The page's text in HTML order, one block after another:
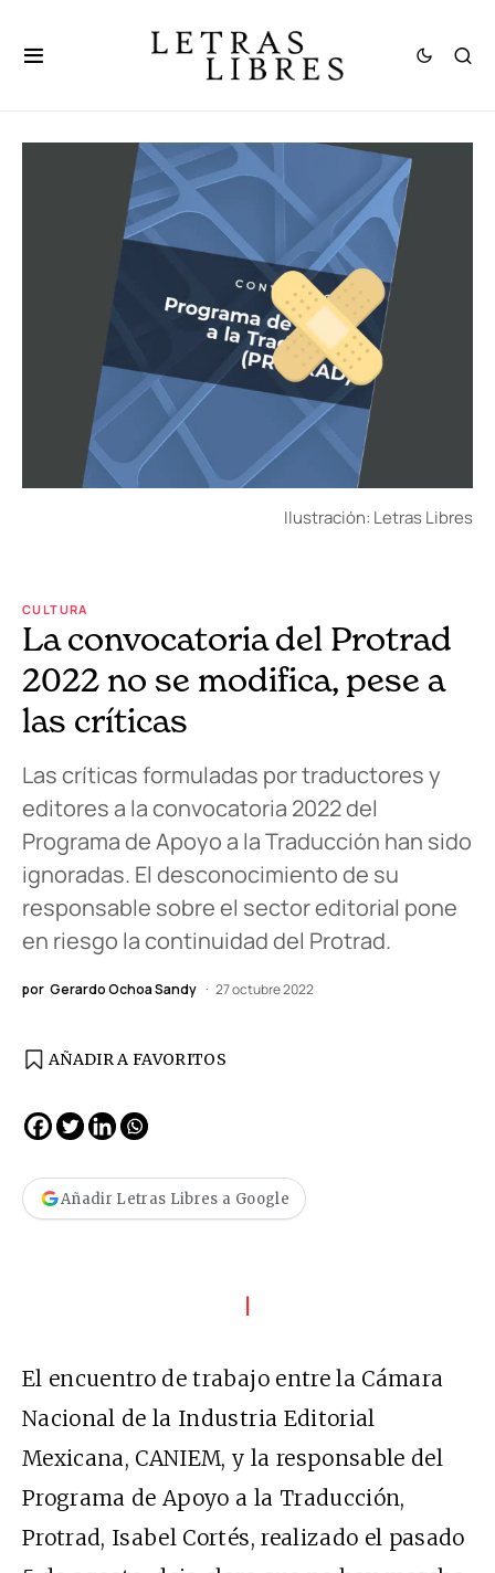
Ilustración: Letras Libres
CULTURA
La convocatoria del Protrad
2022 no se modifica, pese a
las críticas
Las críticas formuladas por traductores y
editores a la convocatoria 2022 del
Programa de Apoyo a la Traducción han sido
ignoradas. El desconocimiento de su
responsable sobre el sector editorial pone
en riesgo la continuidad del Protrad.
por Gerardo Ochoa Sandy 27 octubre 2022
AÑADIR A FAVORITOS
Añadir Letras Libres a Google
I
El encuentro de trabajo entre la Cámara
Nacional de la Industria Editorial
Mexicana, CANIEM, y la responsable del
Programa de Apoyo a la Traducción,
Protrad, Isabel Cortés, realizado el pasado